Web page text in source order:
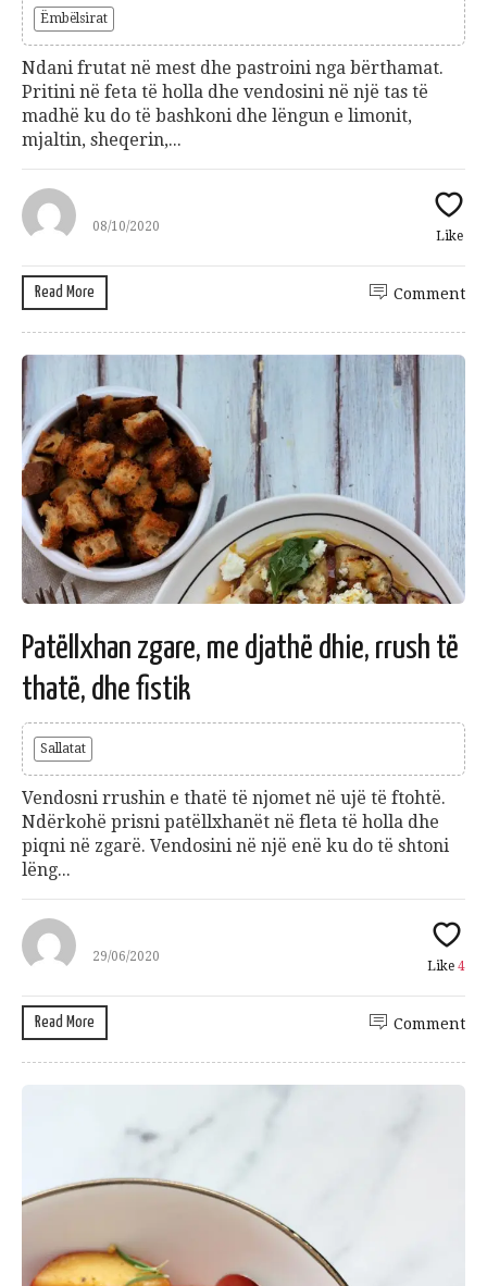
Ëmbëlsirat
Ndani frutat në mest dhe pastroini nga bërthamat.
Pritini në feta të holla dhe vendosini në një tas të
madhë ku do të bashkoni dhe lëngun e limonit,
mjaltin, sheqerin,...
08/10/2020
Like
Read More Comment
Patëllxhan zgare, me djathë dhie, rrush të
thatë, dhe fistik
Sallatat
Vendosni rrushin e thatë të njomet në ujë të ftohtë.
Ndërkohë prisni patëllxhanët në fleta të holla dhe
piqni në zgarë. Vendosini në një enë ku do të shtoni
lëng...
29/06/2020
Like 4
Read More Comment